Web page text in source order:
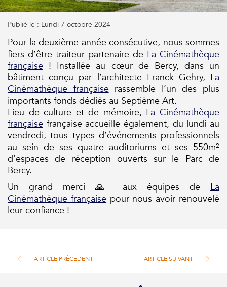
Publié le : Lundi 7 octobre 2024
Pour la deuxième année consécutive, nous sommes
fiers d’être traiteur partenaire de La Cinémathèque
française ! Installée au cœur de Bercy, dans un
bâtiment conçu par l’architecte Franck Gehry, La
Cinémathèque françaiserassemble l’un des plus
importants fonds dédiés au Septième Art.
Lieu de culture et de mémoire,La Cinémathèque
française française accueille également, du lundi au
vendredi, tous types d’événements professionnels
au sein de ses quatre auditoriums et ses 550m²
d’espaces de réception ouverts sur le Parc de
Bercy.
Un grand merci 🙏 aux équipes de La
Cinémathèque françaisepour nous avoir renouvelé
leur confiance !
ARTICLE PRÉCÉDENT ARTICLE SUIVANT